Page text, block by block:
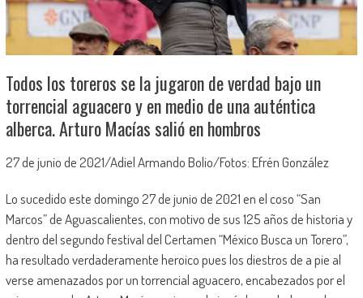
Todos los toreros se la jugaron de verdad bajo un
torrencial aguacero y en medio de una auténtica
alberca. Arturo Macías salió en hombros
27 de junio de 2021/Adiel Armando Bolio/Fotos: Efrén González
Lo sucedido este domingo 27 de junio de 2021 en el coso “San
Marcos” de Aguascalientes, con motivo de sus 125 años de historia y
dentro del segundo festival del Certamen “México Busca un Torero”,
ha resultado verdaderamente heroico pues los diestros de a pie al
verse amenazados por un torrencial aguacero, encabezados por el